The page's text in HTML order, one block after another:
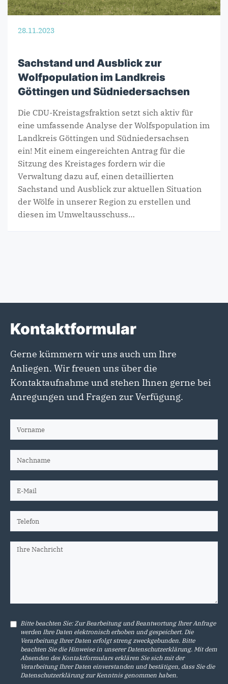
28.11.2023
Sachstand und Ausblick zur
Wolfpopulation im Landkreis
Göttingen und Südniedersachsen
Die CDU-Kreistagsfraktion setzt sich aktiv für
eine umfassende Analyse der Wolfspopulation im
Landkreis Göttingen und Südniedersachsen
ein! Mit einem eingereichten Antrag für die
Sitzung des Kreistages fordern wir die
Verwaltung dazu auf, einen detaillierten
Sachstand und Ausblick zur aktuellen Situation
der Wölfe in unserer Region zu erstellen und
diesen im Umweltausschuss…
Kontaktformular
Gerne kümmern wir uns auch um Ihre
Anliegen. Wir freuen uns über die
Kontaktaufnahme und stehen Ihnen gerne bei
Anregungen und Fragen zur Verfügung.
Bitte beachten Sie: Zur Bearbeitung und Beantwortung Ihrer Anfrage
werden Ihre Daten elektronisch erhoben und gespeichert. Die
Verarbeitung Ihrer Daten erfolgt streng zweckgebunden. Bitte
beachten Sie die Hinweise in unsererDatenschutzerklärung. Mit dem
Absenden des Kontaktformulars erklären Sie sich mit der
Verarbeitung Ihrer Daten einverstanden und bestätigen, dass Sie die
Datenschutzerklärungzur Kenntnis genommen haben.